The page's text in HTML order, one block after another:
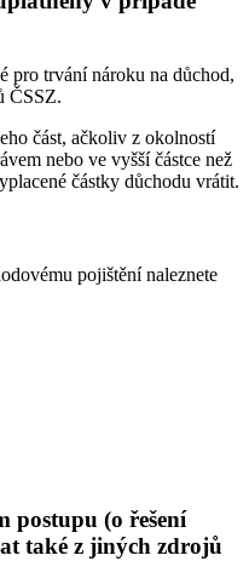
pro trvání nároku na důchod,
ČSSZ.
část, ačkoliv z okolností
nebo ve vyšší částce než
částky důchodu vrátit.
pojištění naleznete
postupu (o řešení
také z jiných zdrojů